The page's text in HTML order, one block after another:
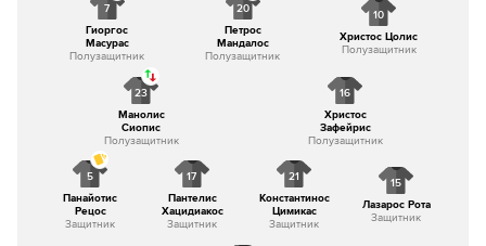
5
Панайотис
Рецос
Защитник
17
Пантелис
Хацидиакос
Защитник
21
Константинос
Цимикас
Защитник
15
Лазарос Рота
Защитник
23
Манолис
Сиопис
Полузащитник
16
Христос
Зафейрис
Полузащитник
7
Гиоргос
Масурас
Полузащитник
20
Петрос
Мандалос
Полузащитник
10
Христос Цолис
Полузащитник